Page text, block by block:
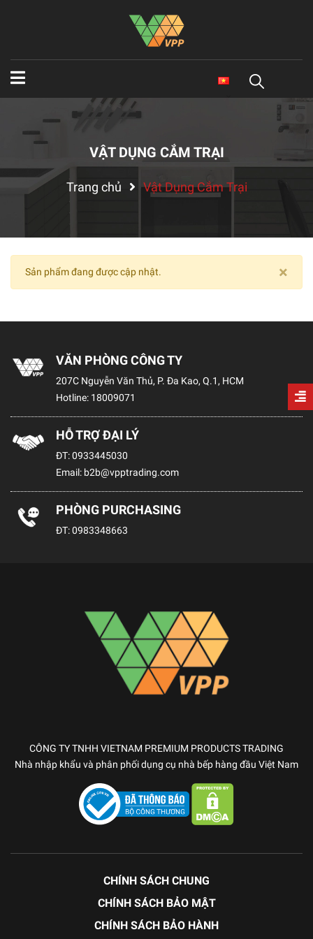
VẬT DỤNG CẮM TRẠI
Trang chủ Vật Dụng Cắm Trại
×
Sản phẩm đang được cập nhật.
VĂN PHÒNG CÔNG TY
207C Nguyễn Văn Thủ, P. Đa Kao, Q.1, HCM
Hotline: 18009071
HỖ TRỢ ĐẠI LÝ
ĐT:0933445030
Email: b2b@vpptrading.com
PHÒNG PURCHASING
ĐT:0983348663
CÔNG TY TNHH VIETNAM PREMIUM PRODUCTS TRADING
Nhà nhập khẩu và phân phối dụng cụ nhà bếp hàng đầu Việt Nam
CHÍNH SÁCH CHUNG
CHÍNH SÁCH BẢO MẬT
CHÍNH SÁCH BẢO HÀNH